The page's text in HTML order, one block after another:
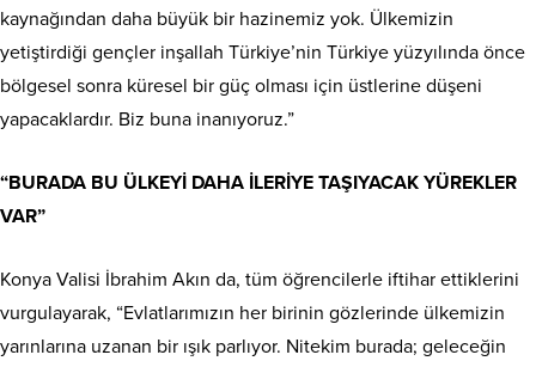
kaynağından daha büyük bir hazinemiz yok. Ülkemizin
yetiştirdiği gençler inşallah Türkiye’nin Türkiye yüzyılında önce
bölgesel sonra küresel bir güç olması için üstlerine düşeni
yapacaklardır. Biz buna inanıyoruz.”
“BURADA BU ÜLKEYİ DAHA İLERİYE TAŞIYACAK YÜREKLER
VAR”
Konya Valisi İbrahim Akın da, tüm öğrencilerle iftihar ettiklerini
vurgulayarak, “Evlatlarımızın her birinin gözlerinde ülkemizin
yarınlarına uzanan bir ışık parlıyor. Nitekim burada; geleceğin